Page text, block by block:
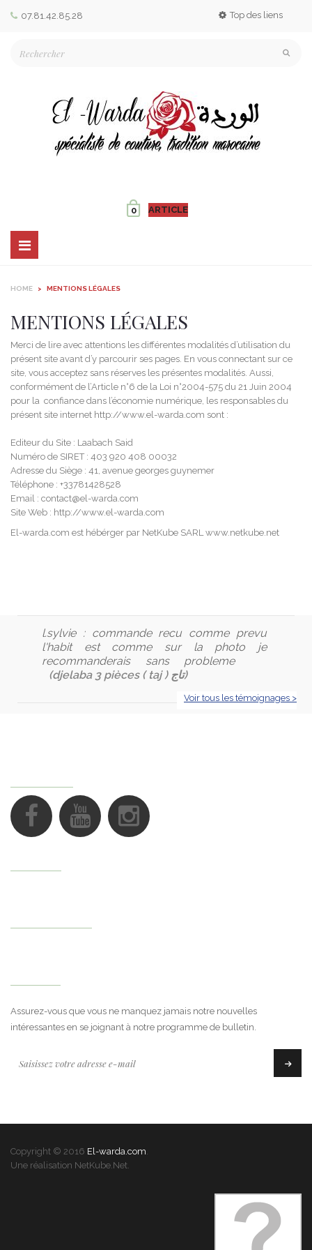
07.81.42.85.28 Top des liens
0 ARTICLE
Basculer
la
HOME > MENTIONS LÉGALES
MENTIONS LÉGALES
Merci de lire avec attentions les différentes modalités d’utilisation du
présent site avant d’y parcourir ses pages. En vous connectant sur ce
site, vous acceptez sans réserves les présentes modalités. Aussi,
conformément de l’Article n°6 de la Loi n°2004-575 du 21 Juin 2004
pour la confiance dans l’économie numérique, les responsables du
présent site internet http://www.el-warda.com sont :
Editeur du Site : Laabach Said
Numéro de SIRET : 403 920 408 00032
Adresse du Siège : 41, avenue georges guynemer
Téléphone : +33781428528
Email : contact@el-warda.com
Site Web : http://www.el-warda.com
El-warda.com est hébérger par NetKube SARLwww.netkube.net
l.sylvie : commande recu comme prevu
l'habit est comme sur la photo je
recommanderais sans probleme
(djelaba 3 pièces ( taj ) تاج)
Voir tous les témoignages >
Assurez-vous que vous ne manquez jamais notre nouvelles
intéressantes en se joignant à notre programme de bulletin.
Copyright © 2016 El-warda.com.
Une réalisation NetKube.Net.